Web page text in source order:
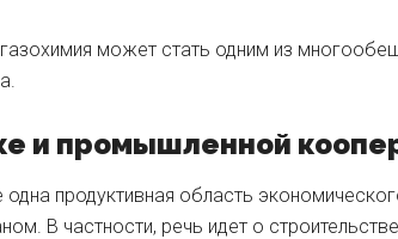
может стать одним из
и промышленной
продуктивная область
В частности, речь идет о